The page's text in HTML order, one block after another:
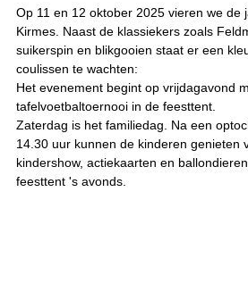
Op 11 en 12 oktober 2025 vieren we de
Kirmes. Naast de klassiekers zoals
suikerspin en blikgooien staat er een
coulissen te wachten:
Het evenement begint op vrijdagavond
tafelvoetbaltoernooi in de feesttent.
Zaterdag is het familiedag. Na een
14.30 uur kunnen de kinderen genieten
kindershow, actiekaarten en
feesttent 's avonds.